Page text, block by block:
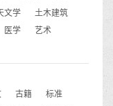
文学
土木建筑
医学
艺术
古籍
标准